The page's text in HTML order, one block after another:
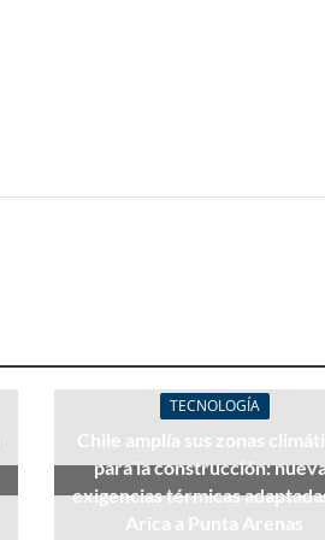
TECNOLOGÍA
Chile amplía sus zonas
para la construcción:
exigencias térmicas
Arica a Punta Arenas